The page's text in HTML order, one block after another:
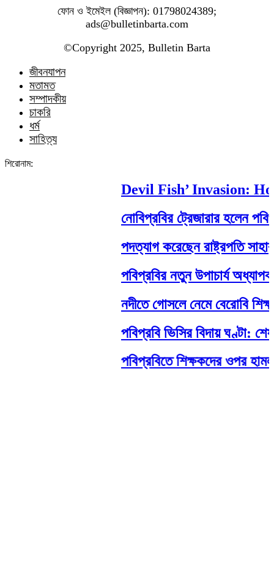
ফোন ও ইমেইল (বিজ্ঞাপন): 01798024389;
ads@bulletinbarta.com
©️Copyright 2025, Bulletin Barta
জীবনযাপন
মতামত
সম্পাদকীয়
চাকরি
ধর্ম
সাহিত্য
শিরোনাম:
Devil Fish’ Invasion: How
নোবিপ্রবির ট্রেজারার হলেন
পদত্যাগ করেছেন রাষ্ট্রপতি সাহাবুদ্দিন
পবিপ্রবির নতুন উপাচার্য অধ্যাপক
নদীতে গোসলে নেমে বেরোবি
পবিপ্রবি ভিসির বিদায় ঘণ্টা:
পবিপ্রবিতে শিক্ষকদের ওপর হামলা: